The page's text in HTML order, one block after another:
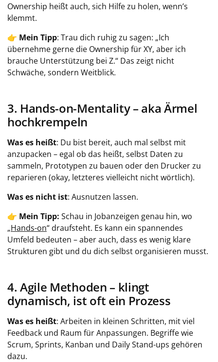
Ownership heißt auch, sich Hilfe zu holen, wenn’s
klemmt.
👉 Mein Tipp: Trau dich ruhig zu sagen: „Ich
übernehme gerne die Ownership für XY, aber ich
brauche Unterstützung bei Z.“ Das zeigt nicht
Schwäche, sondern Weitblick.
3. Hands-on-Mentality – aka Ärmel
hochkrempeln
Was es heißt: Du bist bereit, auch mal selbst mit
anzupacken – egal ob das heißt, selbst Daten zu
sammeln, Prototypen zu bauen oder den Drucker zu
reparieren (okay, letzteres vielleicht nicht wörtlich).
Was es nicht ist: Ausnutzen lassen.
👉 Mein Tipp: Schau in Jobanzeigen genau hin, wo
„Hands-on“ draufsteht. Es kann ein spannendes
Umfeld bedeuten – aber auch, dass es wenig klare
Strukturen gibt und du dich selbst organisieren musst.
4. Agile Methoden – klingt
dynamisch, ist oft ein Prozess
Was es heißt: Arbeiten in kleinen Schritten, mit viel
Feedback und Raum für Anpassungen. Begriffe wie
Scrum, Sprints, Kanban und Daily Stand-ups gehören
dazu.